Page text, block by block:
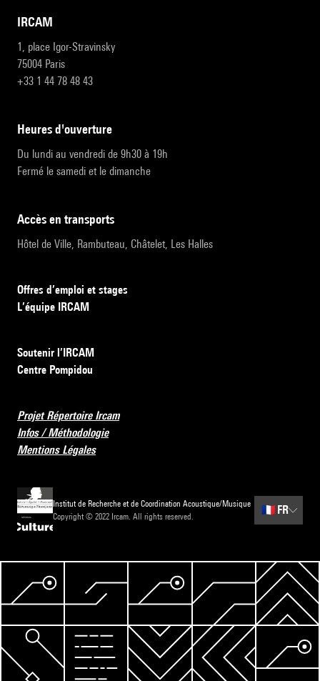
IRCAM
1, place Igor-Stravinsky
75004 Paris
+33 1 44 78 48 43
heures d'ouverture
Du lundi au vendredi de 9h30 à 19h
Fermé le samedi et le dimanche
accès en transports
Hôtel de Ville, Rambuteau, Châtelet, Les Halles
Offres d’emploi et stages
L’équipe IRCAM
Soutenir l’IRCAM
Centre Pompidou
Projet Répertoire Ircam
Infos / Méthodologie
Mentions Légales
Institut de Recherche et de Coordination Acoustique/Musique
Copyright © 2022 Ircam. All rights reserved.
🇫🇷 FR